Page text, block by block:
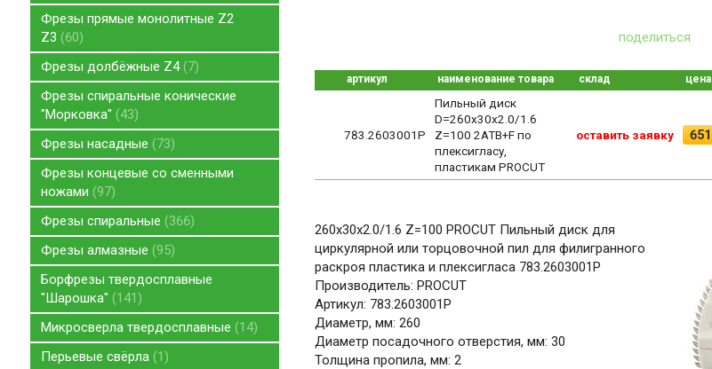
Фрезы прямые монолитные Z2
Z3
60
Фрезы долбёжные Z4 7
Фрезы спиральные конические
"Морковка"
43
Фрезы насадные
73
Фрезы концевые со сменными
ножами
97
Фрезы спиральные
366
Фрезы алмазные
95
Борфрезы твердосплавные
"Шарошка"
141
Микросверла твердосплавные
14
Перьевые свёрла 1
поделиться
артикул наименование товара склад цена
783.2603001P
Пильный диск
D=260x30x2.0/1.6
Z=100 2ATB+F по
плексигласу,
пластикам PROCUT
оставить заявку 651
260x30x2.0/1.6 Z=100 PROCUT Пильный диск для
циркулярной или торцовочной пил для филигранного
раскроя пластика и плексигласа 783.2603001P
Производитель: PROCUT
Артикул: 783.2603001P
Диаметр, мм: 260
Диаметр посадочного отверстия, мм: 30
Толщина пропила, мм: 2